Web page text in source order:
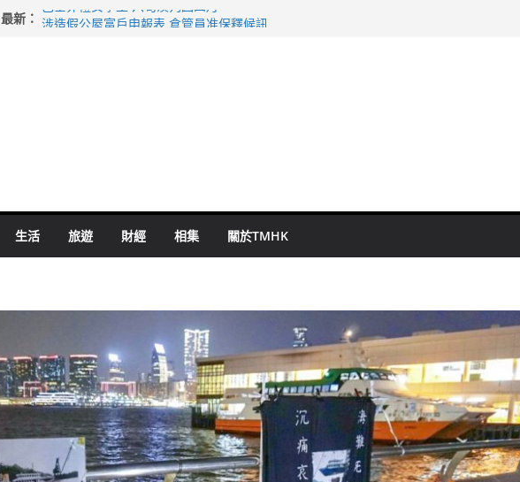
最新： 巴士非禮女學生 六旬漢判囚四月
生活 旅遊 財經 相集 關於TMHK